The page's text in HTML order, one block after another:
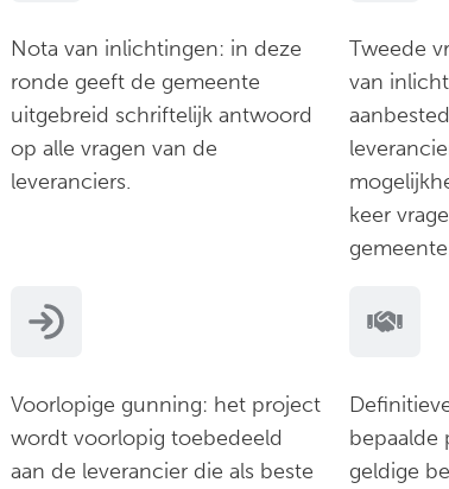
Nota van inlichtingen: in deze
ronde geeft de gemeente
uitgebreid schriftelijk antwoord
op alle vragen van de
leveranciers.
Tweede
van
keer
Voorlopige gunning: het project
wordt voorlopig toebedeeld
aan de leverancier die als beste
bepaalde
geldige